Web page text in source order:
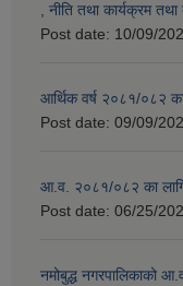
, नीति तथा कार्यक्रम
Post date: 10/09/
आर्थिक वर्ष २०८१/०८२ का
Post date: 09/09/
आ.व. २०८१/०८२ का लागि
Post date: 06/25/
नमोबुद्ध नगरपालिकाको